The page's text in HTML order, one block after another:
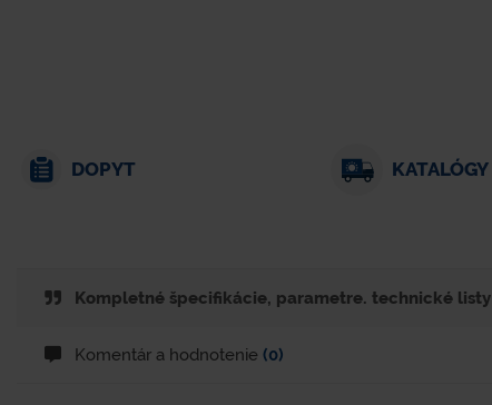
DOPYT KATALÓGY
Kompletné špecifikácie, parametre. technické listy
Komentár a hodnotenie (0)